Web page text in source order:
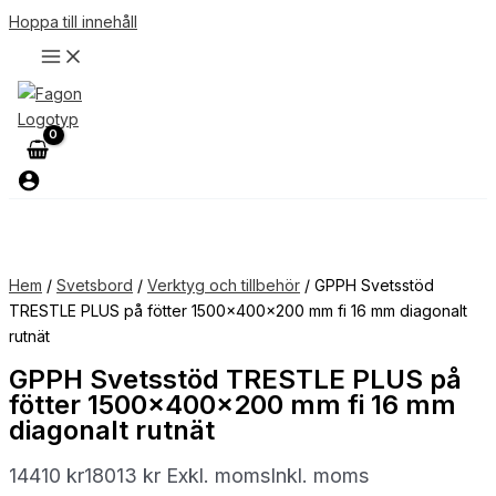
Hoppa till innehåll
Hem / Svetsbord / Verktyg och tillbehör / GPPH Svetsstöd
TRESTLE PLUS på fötter 1500x400x200 mm fi 16 mm diagonalt
rutnät
GPPH Svetsstöd TRESTLE PLUS på
fötter 1500x400x200 mm fi 16 mm
diagonalt rutnät
14410 kr18013 kr Exkl. momsInkl. moms